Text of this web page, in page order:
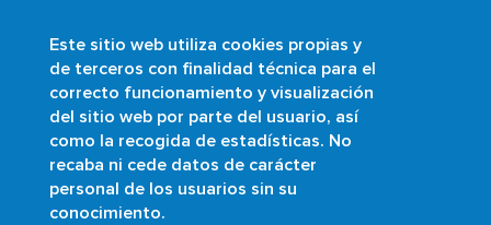
Este sitio web utiliza cookies propias y
de terceros con finalidad técnica para el
correcto funcionamiento y visualización
del sitio web por parte del usuario, así
como la recogida de estadísticas. No
recaba ni cede datos de carácter
personal de los usuarios sin su
conocimiento.
Skip
to
main
content
Buscar
Ambitos/Scopes